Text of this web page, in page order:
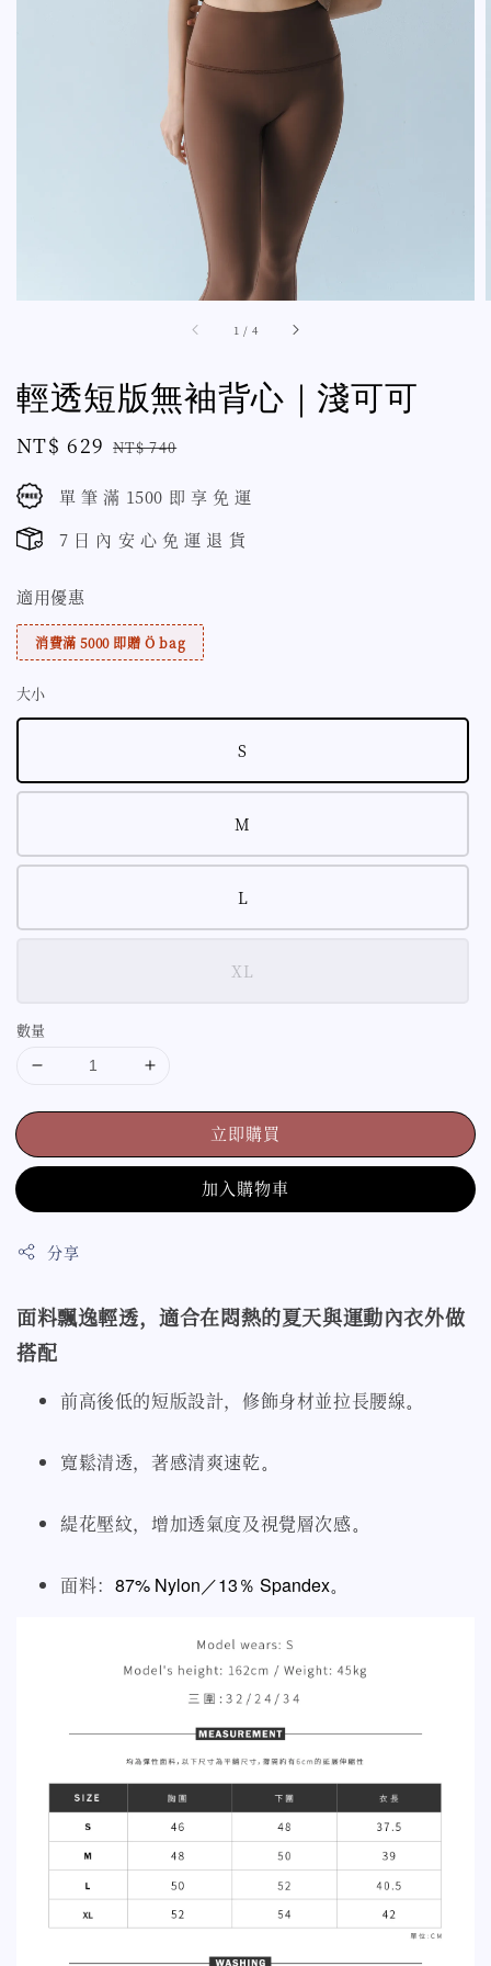
1 / 4
輕透短版無袖背心｜淺可可
Sale
NT$ 629 Regular
NT$ 740
單 筆 滿 1500 即 享 免 運
7 日 內 安 心 免 運 退 貨
適用優惠
消費滿 5000 即贈 Ö bag
大小
S
M
L
XL
數量
立即購買
加入購物車
分享
面料飄逸輕透，適合在悶熱的夏天與運動內衣外做
搭配
前高後低的短版設計，修飾身材並拉長腰線。
寬鬆清透，著感清爽速乾。
緹花壓紋，增加透氣度及視覺層次感。
面料： 87% Nylon／13％ Spandex。